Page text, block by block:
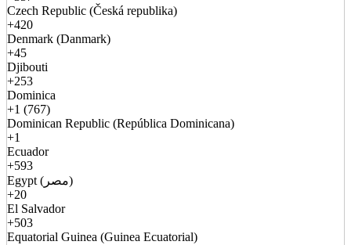
Czech Republic (Česká republika)
+420
Denmark (Danmark)
+45
Djibouti
+253
Dominica
+1 (767)
Dominican Republic (República Dominicana)
+1
Ecuador
+593
Egypt (مصر)
+20
El Salvador
+503
Equatorial Guinea (Guinea Ecuatorial)